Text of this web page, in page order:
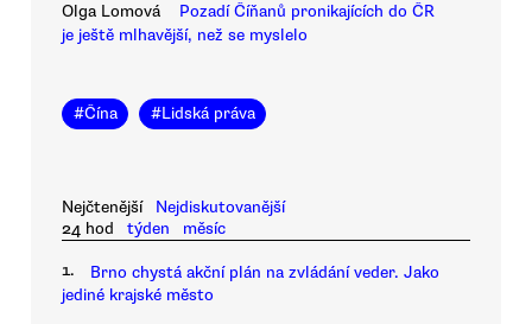
Olga Lomová
Pozadí Číňanů pronikajících do ČR
je ještě mlhavější, než se myslelo
#Čína #Lidská práva
Nejčtenější
Nejdiskutovanější
24 hod
týden měsíc
1.
Brno chystá akční plán na zvládání veder. Jako
jediné krajské město